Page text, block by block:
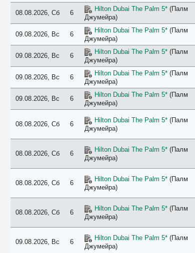
08.08.2026, Сб 6
Hilton Dubai The Palm 5*(Палм
Джумейра)
09.08.2026, Вс 6
Hilton Dubai The Palm 5*(Палм
Джумейра)
09.08.2026, Вс 6
Hilton Dubai The Palm 5*(Палм
Джумейра)
09.08.2026, Вс 6
Hilton Dubai The Palm 5*(Палм
Джумейра)
09.08.2026, Вс 6
Hilton Dubai The Palm 5*(Палм
Джумейра)
08.08.2026, Сб 6
Hilton Dubai The Palm 5*(Палм
Джумейра)
08.08.2026, Сб 6
Hilton Dubai The Palm 5*(Палм
Джумейра)
08.08.2026, Сб 6
Hilton Dubai The Palm 5*(Палм
Джумейра)
08.08.2026, Сб 6
Hilton Dubai The Palm 5*(Палм
Джумейра)
09.08.2026, Вс 6
Hilton Dubai The Palm 5*(Палм
Джумейра)